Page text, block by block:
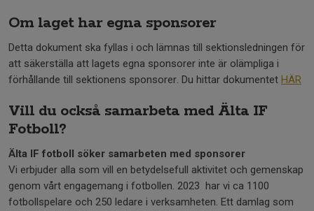
Om laget har egna sponsorer
Detta dokument ska fyllas i och lämnas till sektionsledningen för
att säkerställa att lagets egna sponsorer inte är olämpliga i
förhållande till sektionens sponsorer. Du hittar dokumentet HÄR
Vill du också samarbeta med Älta IF
Fotboll?
Älta IF fotboll söker samarbeten med sponsorer
Vi erbjuder alla som vill en betydelsefull aktivitet och gemenskap
genom vårt engagemang i fotbollen. 2023 har vi ca 1100
fotbollspelare och 250 ledare i verksamheten. Ett damlag som